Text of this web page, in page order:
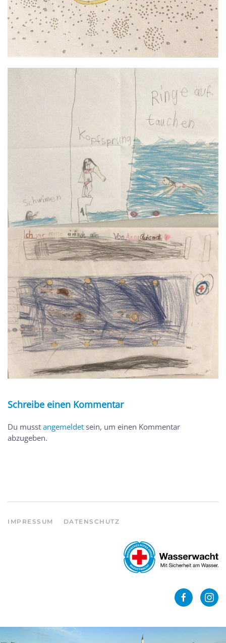
Schreibe einen Kommentar
Du musst angemeldet sein, um einen Kommentar
abzugeben.
IMPRESSUM DATENSCHUTZ